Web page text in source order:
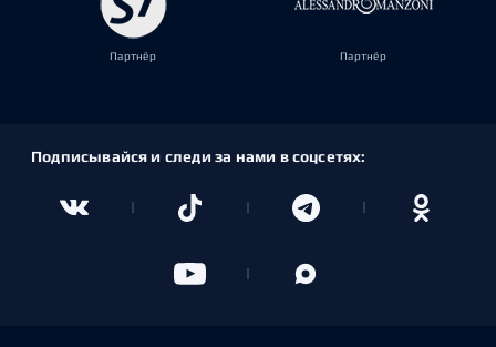
Партнёр Партнёр
Подписывайся и следи за нами в соцсетях: